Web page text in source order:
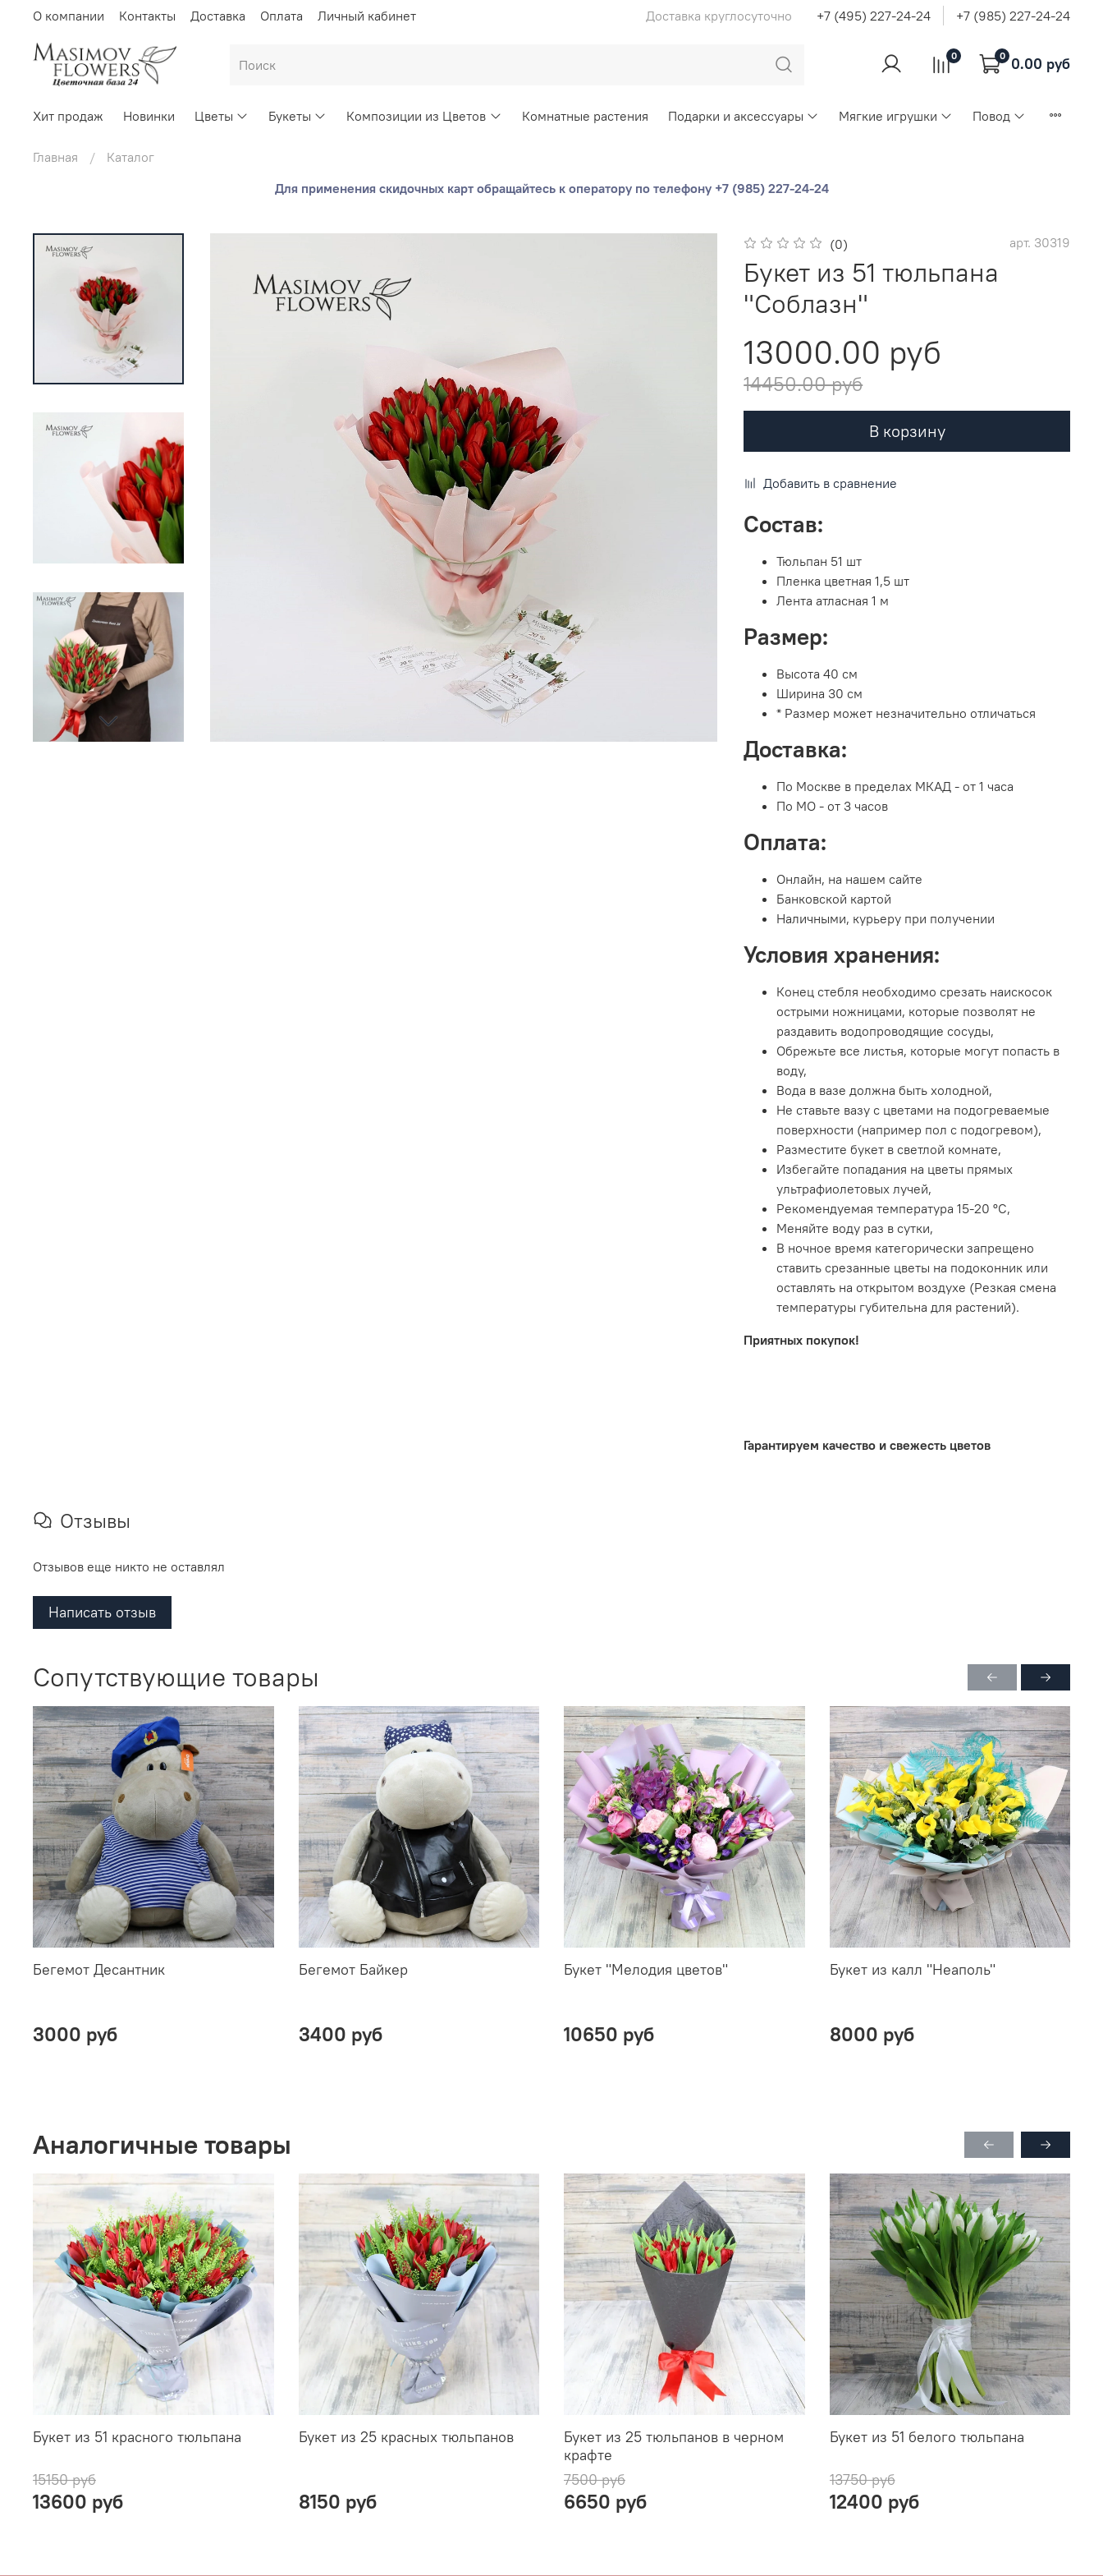
О компании Контакты Доставка Оплата Личный кабинет Доставка круглосуточно +7 (495) 227-24-24 +7 (985) 227-24-24
0 0 0.00 руб
Хит продаж Новинки Цветы Букеты Композиции из Цветов Комнатные растения Подарки и аксессуары Мягкие игрушки Повод
Главная
Каталог
Для применения скидочных карт обращайтесь к оператору по телефону +7 (985) 227-24-24
(0) арт. 30319
Букет из 51 тюльпана
"Соблазн"
13000.00 руб
14450.00 руб
В корзину
Добавить в сравнение
Состав:
Тюльпан 51 шт
Пленка цветная 1,5 шт
Лента атласная 1 м
Размер:
Высота 40 см
Ширина 30 см
* Размер может незначительно отличаться
Доставка:
По Москве в пределах МКАД - от 1 часа
По МО - от 3 часов
Оплата:
Онлайн, на нашем сайте
Банковской картой
Наличными, курьеру при получении
Условия хранения:
Конец стебля необходимо срезать наискосок
острыми ножницами, которые позволят не
раздавить водопроводящие сосуды,
Обрежьте все листья, которые могут попасть в
воду,
Вода в вазе должна быть холодной,
Не ставьте вазу с цветами на подогреваемые
поверхности (например пол с подогревом),
Разместите букет в светлой комнате,
Избегайте попадания на цветы прямых
ультрафиолетовых лучей,
Рекомендуемая температура 15-20 ºC,
Меняйте воду раз в сутки,
В ночное время категорически запрещено
ставить срезанные цветы на подоконник или
оставлять на открытом воздухе (Резкая смена
температуры губительна для растений).
Приятных покупок!
Гарантируем качество и свежесть цветов
Отзывы
Отзывов еще никто не оставлял
Написать отзыв
Сопутствующие товары
Бегемот Десантник
3000 руб
Бегемот Байкер
3400 руб
Букет "Мелодия цветов"
10650 руб
Букет из калл "Неаполь"
8000 руб
Аналогичные товары
Букет из 51 красного тюльпана
15150 руб
13600 руб
Букет из 25 красных тюльпанов
8150 руб
Букет из 25 тюльпанов в черном
крафте
7500 руб
6650 руб
Букет из 51 белого тюльпана
13750 руб
12400 руб